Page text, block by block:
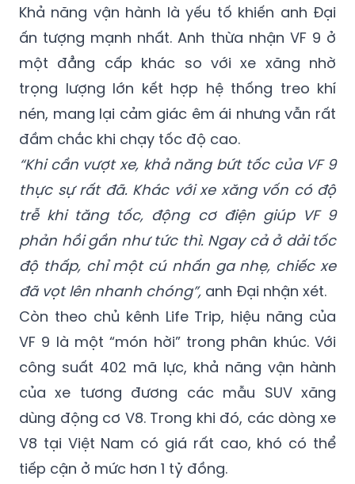
Khả năng vận hành là yếu tố khiến anh Đại
ấn tượng mạnh nhất. Anh thừa nhận VF 9 ở
một đẳng cấp khác so với xe xăng nhờ
trọng lượng lớn kết hợp hệ thống treo khí
nén, mang lại cảm giác êm ái nhưng vẫn rất
đầm chắc khi chạy tốc độ cao.
“Khi cần vượt xe, khả năng bứt tốc của VF 9
thực sự rất đã. Khác với xe xăng vốn có độ
trễ khi tăng tốc, động cơ điện giúp VF 9
phản hồi gần như tức thì. Ngay cả ở dải tốc
độ thấp, chỉ một cú nhấn ga nhẹ, chiếc xe
đã vọt lên nhanh chóng”, anh Đại nhận xét.
Còn theo chủ kênh Life Trip, hiệu năng của
VF 9 là một “món hời” trong phân khúc. Với
công suất 402 mã lực, khả năng vận hành
của xe tương đương các mẫu SUV xăng
dùng động cơ V8. Trong khi đó, các dòng xe
V8 tại Việt Nam có giá rất cao, khó có thể
tiếp cận ở mức hơn 1 tỷ đồng.